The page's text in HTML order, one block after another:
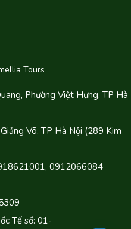
Tours
Phường Việt Hưng, TP Hà
Võ, TP Hà Nội (289 Kim
0912066084
Tế số: 01-